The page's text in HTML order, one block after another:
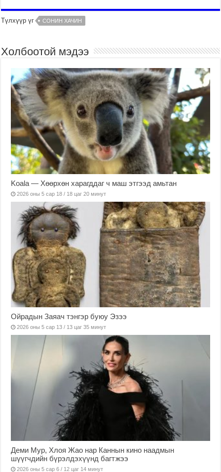
Түлхүүр үг СОНИН ХАЧИН
Холбоотой мэдээ
Koala — Хөөрхөн харагддаг ч маш этгээд амьтан
2026 оны 5 сар 18 / 18 цаг 20 минут
Ойрадын Заяач тэнгэр буюу Эзээ
2026 оны 5 сар 13 / 13 цаг 35 минут
Деми Мур, Хлоя Жао нар Каннын кино наадмын
шүүгчдийн бүрэлдэхүүнд багтжээ
2026 оны 5 сар 6 / 12 цаг 14 минут